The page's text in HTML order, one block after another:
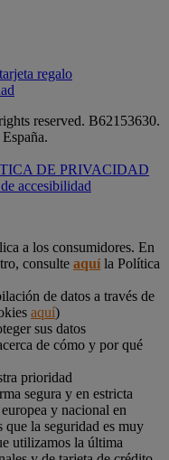
regalo
reserved. B62153630.
DE PRIVACIDAD
accesibilidad
a los consumidores. En
consulte aquíla Política
de datos a través de
aquí)
sus datos
de cómo y por qué
prioridad
segura y en estricta
y nacional en
que la seguridad es muy
utilizamos la última